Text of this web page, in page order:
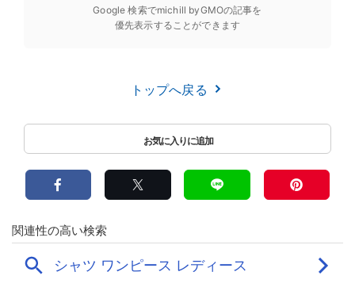
Google 検索でmichill byGMOの記事を
優先表示することができます
トップへ戻る